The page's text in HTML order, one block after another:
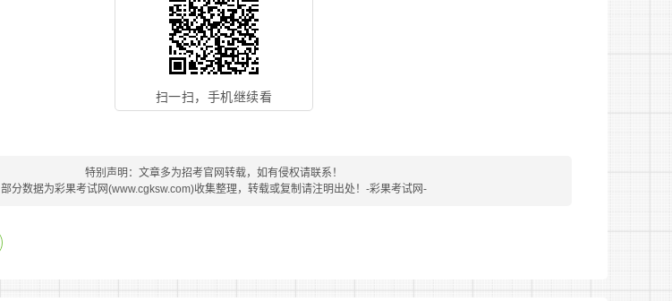
扫一扫，手机继续看
特别声明：文章多为招考官网转载，如有侵权请联系！
部分数据为彩果考试网(www.cgksw.com)收集整理，转载或复制请注明出处！-彩果考试网-